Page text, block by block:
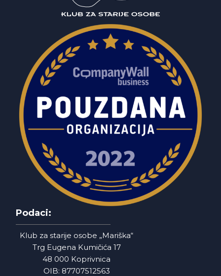
Podaci:
Klub za starije osobe „Mariška“
Trg Eugena Kumičića 17
48 000 Koprivnica
OIB: 87707512563